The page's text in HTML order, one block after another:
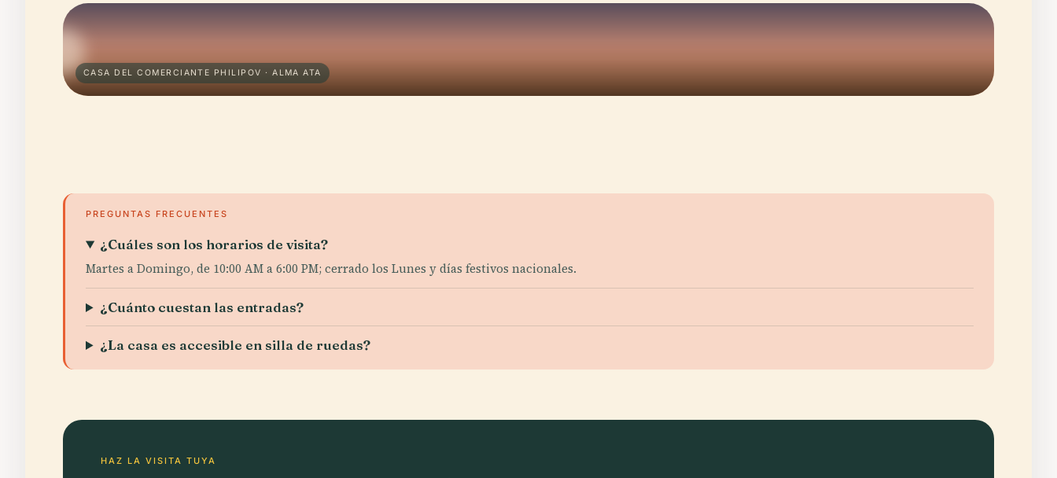
CASA DEL COMERCIANTE PHILIPOV · ALMA ATA
PREGUNTAS FRECUENTES
¿Cuáles son los horarios de visita?
Martes a Domingo, de 10:00 AM a 6:00 PM; cerrado los Lunes y días festivos nacionales.
¿Cuánto cuestan las entradas?
¿La casa es accesible en silla de ruedas?
HAZ LA VISITA TUYA